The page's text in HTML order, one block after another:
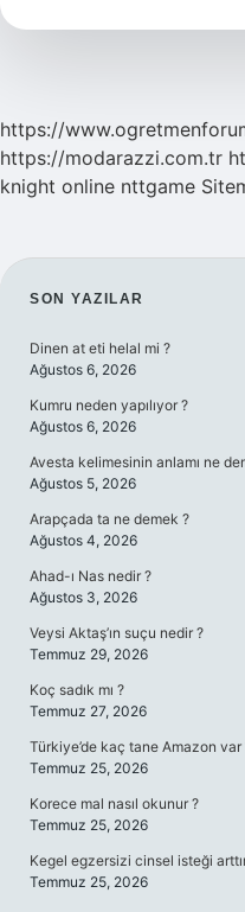
Demek
https://
https://modarazzi.com.tr
knight online nttgame
SIDEBAR
SON YAZILAR
Dinen at eti helal mi ?
Ağustos 6, 2026
Kumru neden yapılıyor ?
Ağustos 6, 2026
Avesta kelimesinin anlamı ne
Ağustos 5, 2026
Arapçada ta ne demek ?
Ağustos 4, 2026
Ahad-ı Nas nedir ?
Ağustos 3, 2026
Veysi Aktaş’ın suçu nedir ?
Temmuz 29, 2026
Koç sadık mı ?
Temmuz 27, 2026
Türkiye’de kaç tane Amazon var
Temmuz 25, 2026
Korece mal nasıl okunur ?
Temmuz 25, 2026
Kegel egzersizi cinsel isteği
Temmuz 25, 2026